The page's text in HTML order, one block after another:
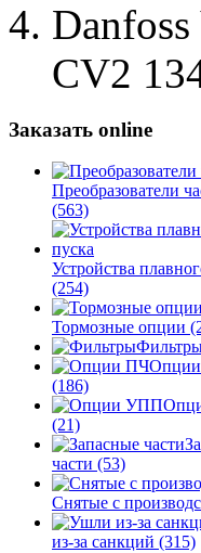
CV2
Заказать online
Преобразователи
(563)
Устройства
(254)
Тормозные опции
(186)
(21)
части (53)
Снятые с
из-за санкций (315)